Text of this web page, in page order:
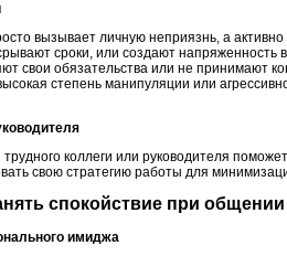
вызывает личную неприязнь, а
сроки, или создают
свои обязательства или не принимают
степень манипуляции или
коллеги или руководителя
свою стратегию работы для
спокойствие при
имиджа